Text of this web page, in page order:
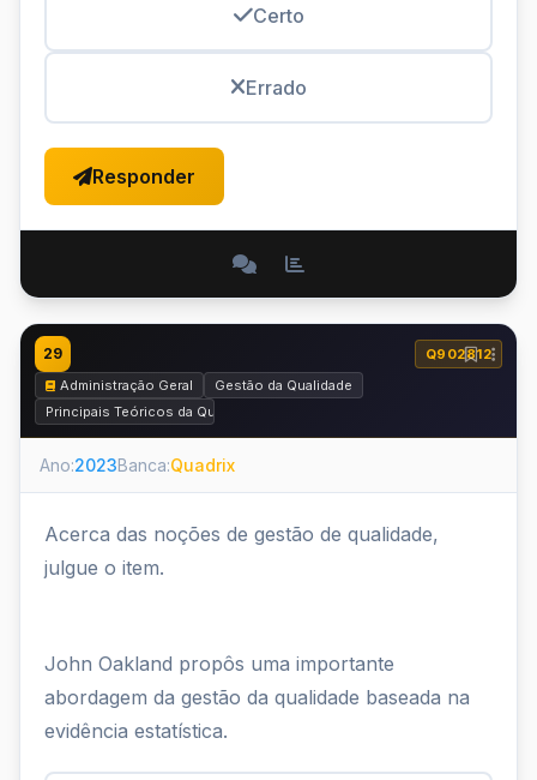
Certo
Errado
Responder
29
Q902812
Administração Geral
Gestão da Qualidade
Principais Teóricos da Qualidade
Ano:2023Banca:Quadrix
Acerca das noções de gestão de qualidade,
julgue o item.
John Oakland propôs uma importante
abordagem da gestão da qualidade baseada na
evidência estatística.